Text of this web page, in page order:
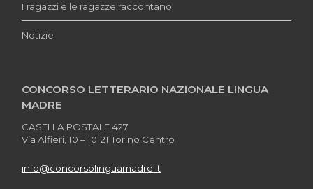
I ragazzi e le ragazze raccontano
Notizie
CONCORSO LETTERARIO NAZIONALE LINGUA
MADRE
CASELLA POSTALE 427
Via Alfieri, 10 – 10121 Torino Centro
info@concorsolinguamadre.it